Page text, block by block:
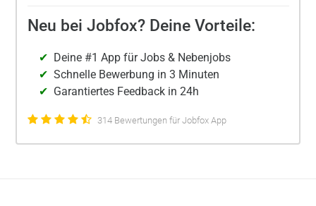
Neu bei Jobfox? Deine Vorteile:
Deine #1 App für Jobs & Nebenjobs
Schnelle Bewerbung in 3 Minuten
Garantiertes Feedback in 24h
314 Bewertungen für Jobfox App